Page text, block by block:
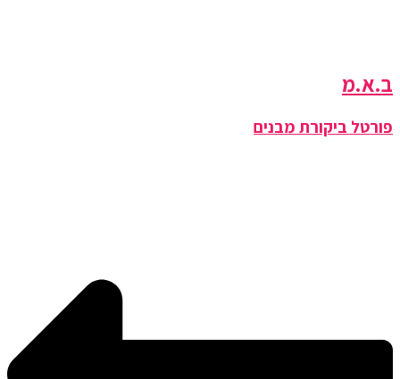
ב.א.מ
פורטל ביקורת מבנים